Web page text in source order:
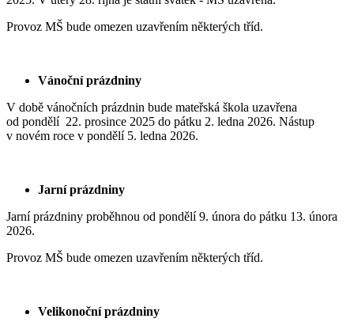
Provoz MŠ bude omezen uzavřením některých tříd.
Vánoční prázdniny
V době vánočních prázdnin bude mateřská škola uzavřena
od pondělí 22. prosince 2025 do pátku 2. ledna 2026. Nástup
v novém roce v pondělí 5. ledna 2026.
Jarní prázdniny
Jarní prázdniny proběhnou od pondělí 9. února do pátku 13. února
2026.
Provoz MŠ bude omezen uzavřením některých tříd.
Velikonoční prázdniny